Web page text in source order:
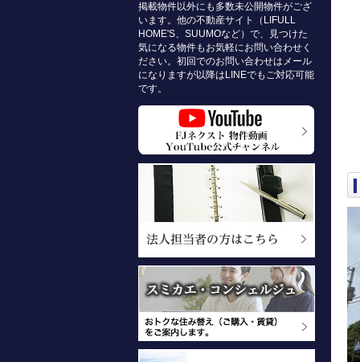
掲載物件以外にも多数未公開物件がござ
います。他の不動産サイト（LIFULL
HOME'S、SUUMOなど）で、見つけた
気になる物件もお気軽にお問い合わせく
ださい。初回でのお問い合わせはメール
になりますが以降はLINEでもご対応可能
です。